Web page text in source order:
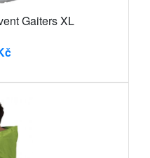
Gaiters XL